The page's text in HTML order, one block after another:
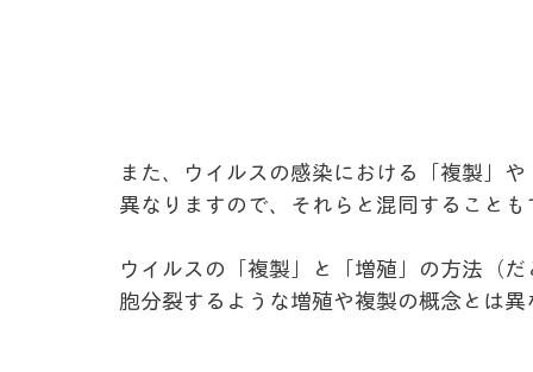
また、ウイルスの感染における「複製」
異なりますので、それらと混同することも
ウイルスの「複製」と「増殖」の方法（
胞分裂するような増殖や複製の概念とは